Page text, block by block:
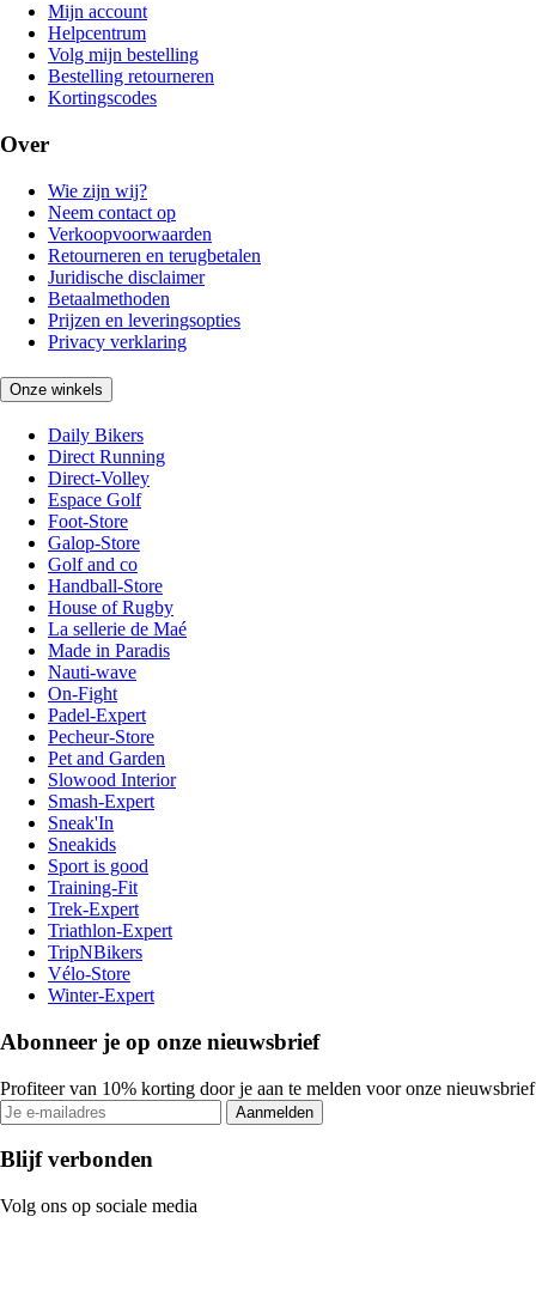
Mijn account
Helpcentrum
Volg mijn bestelling
Bestelling retourneren
Kortingscodes
Over
Wie zijn wij?
Neem contact op
Verkoopvoorwaarden
Retourneren en terugbetalen
Juridische disclaimer
Betaalmethoden
Prijzen en leveringsopties
Privacy verklaring
Onze winkels
Daily Bikers
Direct Running
Direct-Volley
Espace Golf
Foot-Store
Galop-Store
Golf and co
Handball-Store
House of Rugby
La sellerie de Maé
Made in Paradis
Nauti-wave
On-Fight
Padel-Expert
Pecheur-Store
Pet and Garden
Slowood Interior
Smash-Expert
Sneak'In
Sneakids
Sport is good
Training-Fit
Trek-Expert
Triathlon-Expert
TripNBikers
Vélo-Store
Winter-Expert
Abonneer je op onze nieuwsbrief
Profiteer van 10% korting door je aan te melden voor onze nieuwsbrief
Aanmelden
Blijf verbonden
Volg ons op sociale media